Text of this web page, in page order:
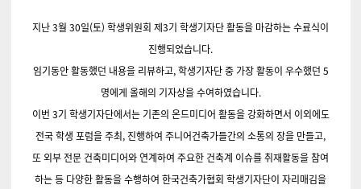
지난 3월 30일(토) 학생위원회 제3기 학생기자단 활동을 마감하는 수료식이
진행되었습니다.
임기동안 활동했던 내용을 리뷰하고, 학생기자단 중 가장 활동이 우수했던 5
명에게 올해의 기자상을 수여하였습니다.
이번 3기 학생기자단에서는 기존의 온드미디어 활동을 강화하면서 이외에도
전국 학생 포럼을 주최, 진행하여 주니어건축가들간의 소통의 장을 만들고,
또 외부 전문 건축미디어와 연계하여 주요한 건축계 이슈를 취재활동을 참여
하는 등 다양한 활동을 수행하여 한국건축가협회 학생기자단이 자리매김을